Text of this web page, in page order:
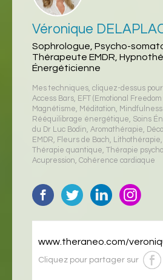
Véronique
Sophrologue, Psycho-
Thérapeute EMDR,
Énergéticienne
Mes techniques, cliquez-dessus
Access Bars, EFT (Emotional
Magnétisme, Méditation,
Rééquilibrage énergétique, Soins
du Dr Luc Bodin, Aromathérapie,
EMDR, Fleurs de Bach, Lithothérapie,
Thérapie quantique, Thérapie
Acupression, Cohérence cardiaque
www.theraneo.com/
Cliquez pour partager sur